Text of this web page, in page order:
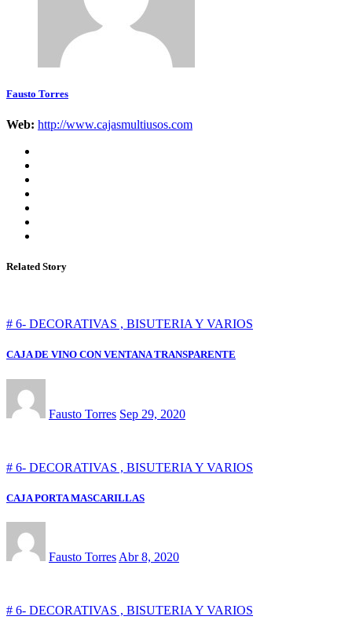
Fausto Torres
Web: http://www.cajasmultiusos.com
Related Story
# 6- DECORATIVAS , BISUTERIA Y VARIOS
CAJA DE VINO CON VENTANA TRANSPARENTE
Fausto Torres Sep 29, 2020
# 6- DECORATIVAS , BISUTERIA Y VARIOS
CAJA PORTA MASCARILLAS
Fausto Torres Abr 8, 2020
# 6- DECORATIVAS , BISUTERIA Y VARIOS